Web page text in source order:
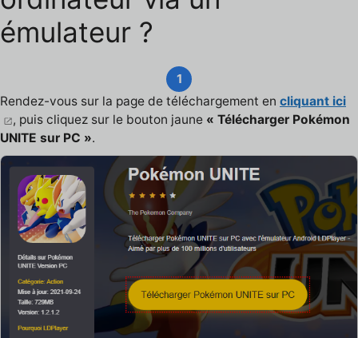
émulateur ?
1
Rendez-vous sur la page de téléchargement en cliquant ici
, puis cliquez sur le bouton jaune « Télécharger Pokémon
UNITE sur PC ».